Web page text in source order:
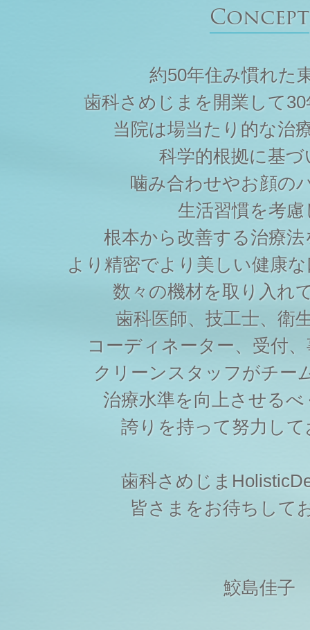
Concept
約50年住み慣れた
歯科さめじまを開業して
当院は場当たり的な治
科学的根拠に基づ
噛み合わせやお顔の
生活習慣を考慮
根本から改善する治療
より精密でより美しい健康
数々の機材を取り入れ
歯科医師、技工士、衛
コーディネーター、受付
クリーンスタッフがチー
治療水準を向上させる
誇りを持って努力し
歯科さめじま
皆さまをお待ちして
鮫島佳子